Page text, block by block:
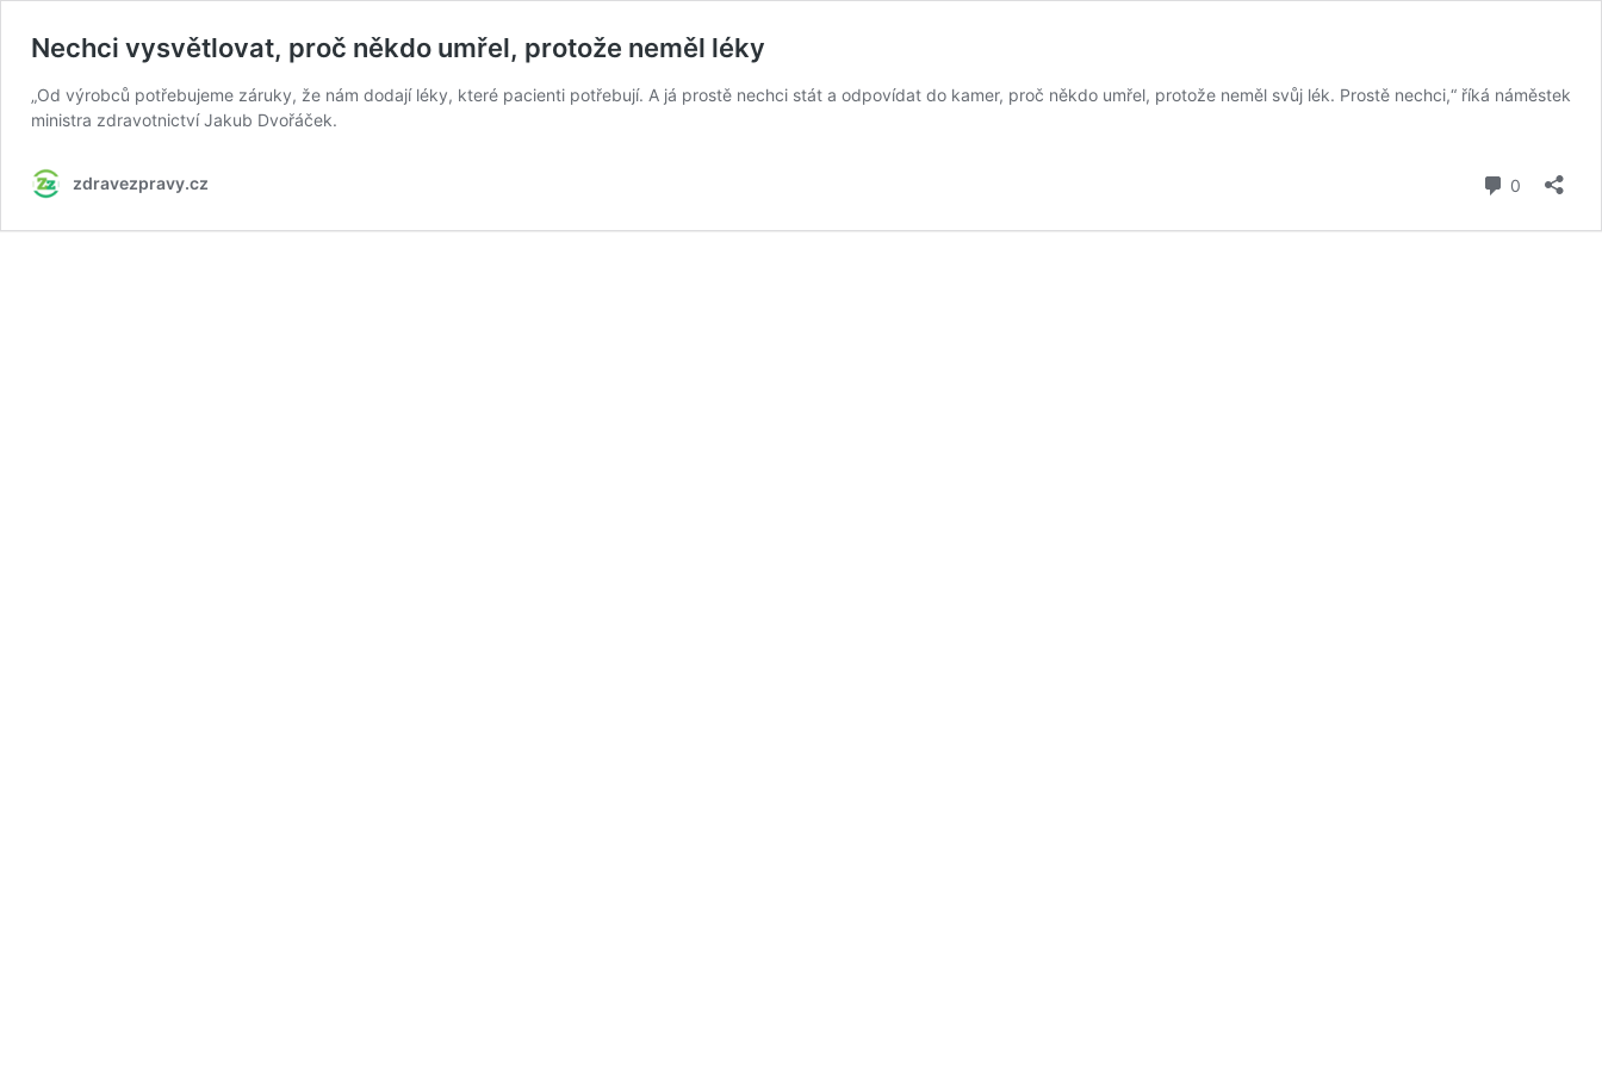
Nechci vysvětlovat, proč někdo umřel, protože neměl léky
„Od výrobců potřebujeme záruky, že nám dodají léky, které pacienti potřebují. A já prostě nechci stát a odpovídat do kamer, proč někdo umřel, protože neměl svůj lék. Prostě nechci,“ říká náměstek
ministra zdravotnictví Jakub Dvořáček.
zdravezpravy.cz 0 komentářů